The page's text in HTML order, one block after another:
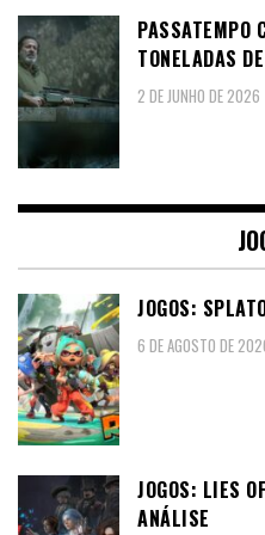
PASSATEMPO
TONELADAS
2 DE JUNHO DE 2026
JOGOS:
6 DE AGOSTO DE
JOGOS: LIES
ANÁLISE